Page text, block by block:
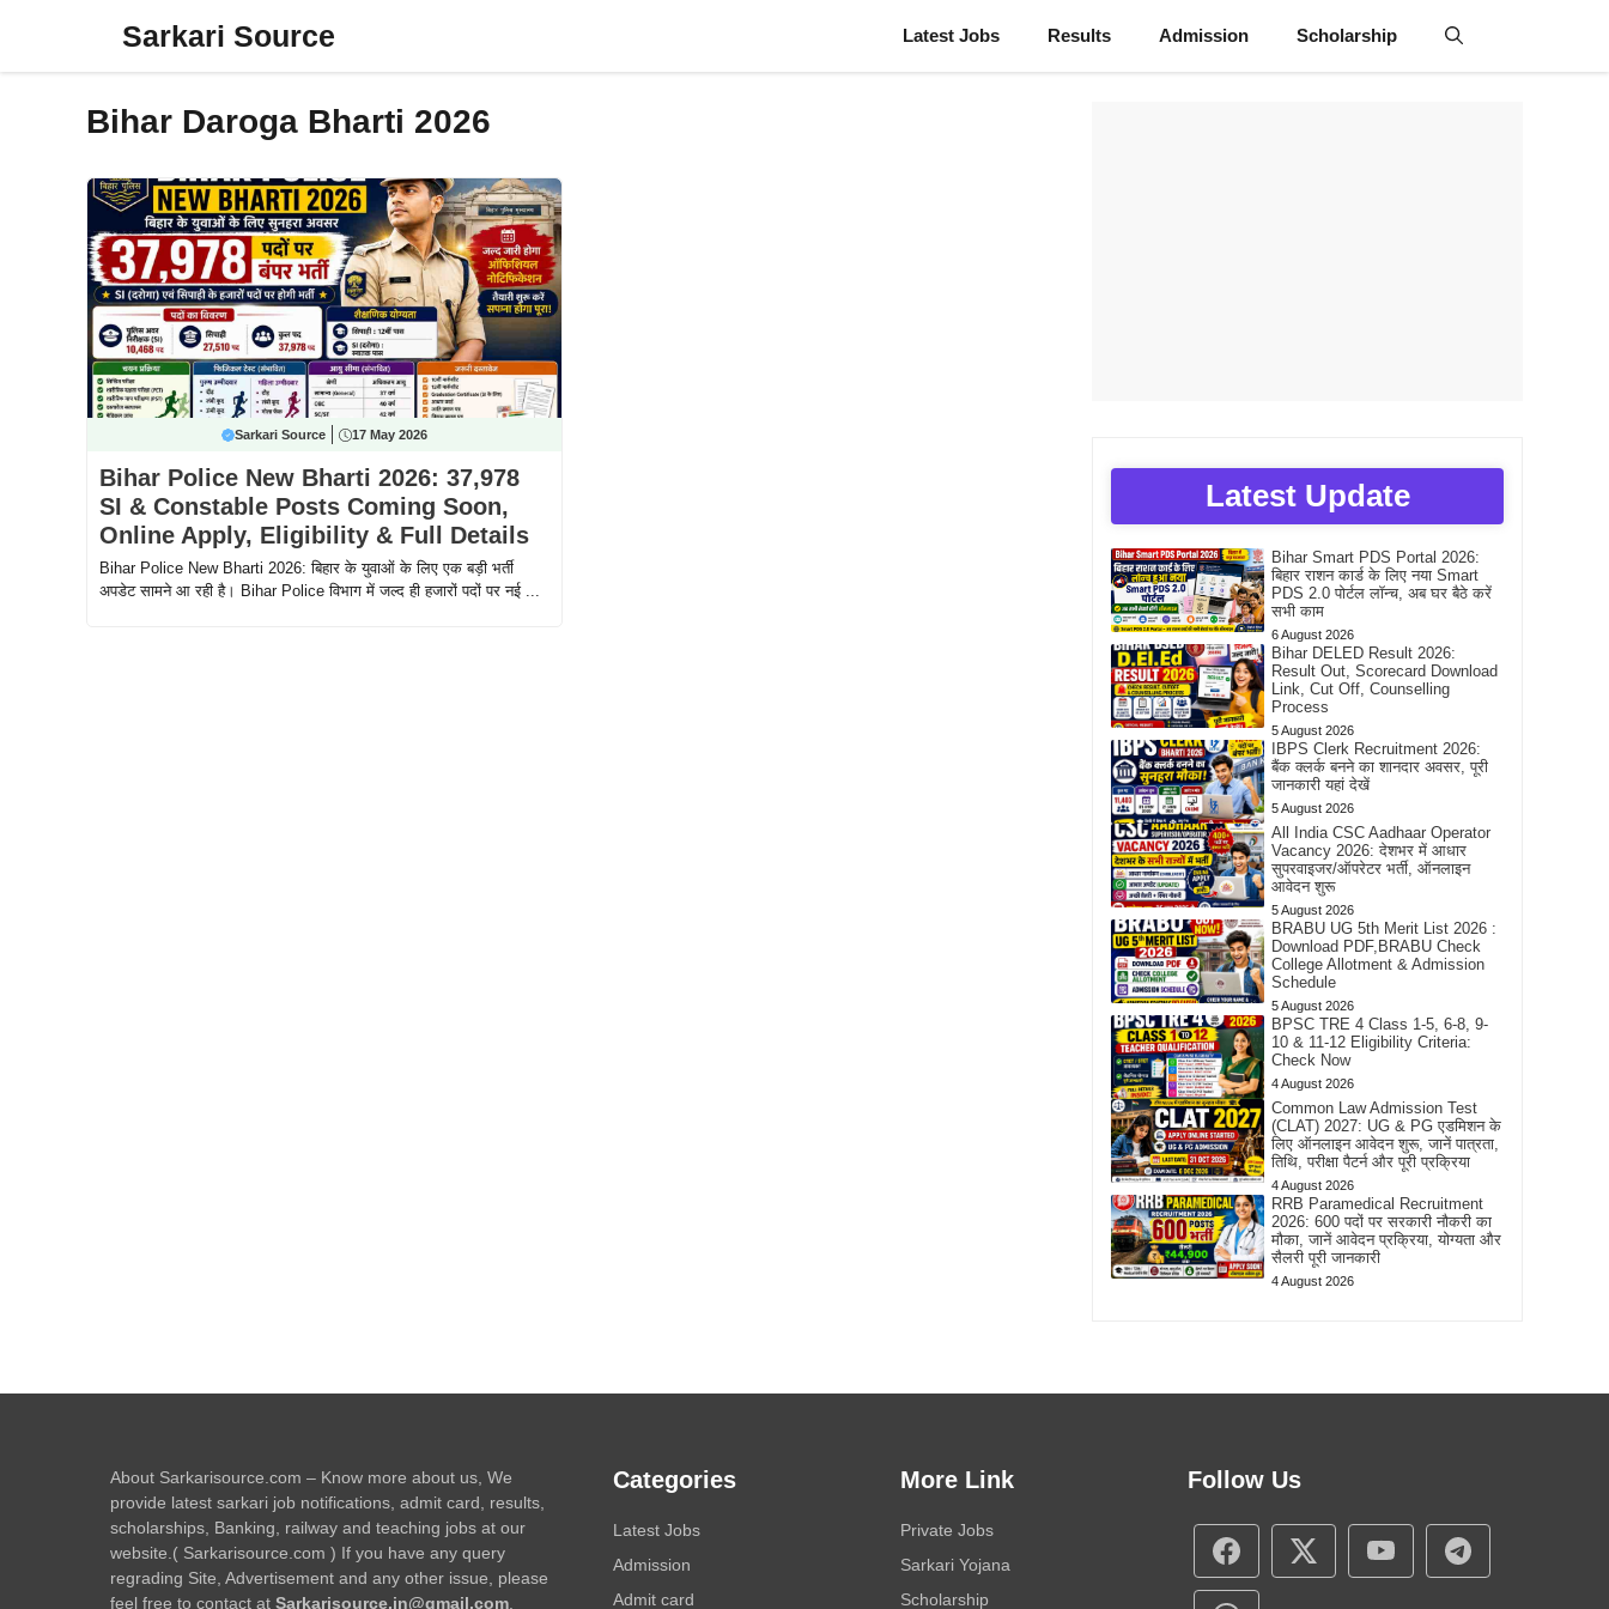
Sarkari Source Latest Jobs Results Admission Scholarship
Bihar Daroga Bharti 2026
Sarkari Source 17 May 2026
Bihar Police New Bharti 2026: 37,978
SI & Constable Posts Coming Soon,
Online Apply, Eligibility & Full Details
Bihar Police New Bharti 2026: बिहार के युवाओं के लिए एक बड़ी भर्ती
अपडेट सामने आ रही है। Bihar Police विभाग में जल्द ही हजारों पदों पर नई ...
Latest Update
Bihar Smart PDS Portal 2026:
बिहार राशन कार्ड के लिए नया Smart
PDS 2.0 पोर्टल लॉन्च, अब घर बैठे करें
सभी काम
6 August 2026
Bihar DELED Result 2026:
Result Out, Scorecard Download
Link, Cut Off, Counselling
Process
5 August 2026
IBPS Clerk Recruitment 2026:
बैंक क्लर्क बनने का शानदार अवसर, पूरी
जानकारी यहां देखें
5 August 2026
All India CSC Aadhaar Operator
Vacancy 2026: देशभर में आधार
सुपरवाइजर/ऑपरेटर भर्ती, ऑनलाइन
आवेदन शुरू
5 August 2026
BRABU UG 5th Merit List 2026 :
Download PDF,BRABU Check
College Allotment & Admission
Schedule
5 August 2026
BPSC TRE 4 Class 1-5, 6-8, 9-
10 & 11-12 Eligibility Criteria:
Check Now
4 August 2026
Common Law Admission Test
(CLAT) 2027: UG & PG एडमिशन के
लिए ऑनलाइन आवेदन शुरू, जानें पात्रता,
तिथि, परीक्षा पैटर्न और पूरी प्रक्रिया
4 August 2026
RRB Paramedical Recruitment
2026: 600 पदों पर सरकारी नौकरी का
मौका, जानें आवेदन प्रक्रिया, योग्यता और
सैलरी पूरी जानकारी
4 August 2026
About Sarkarisource.com – Know more about us, We
provide latest sarkari job notifications, admit card, results,
scholarships, Banking, railway and teaching jobs at our
website.( Sarkarisource.com ) If you have any query
regrading Site, Advertisement and any other issue, please
feel free to contact at Sarkarisource.in@gmail.com
Categories
Latest Jobs
Admission
Admit card
More Link
Private Jobs
Sarkari Yojana
Scholarship
Follow Us